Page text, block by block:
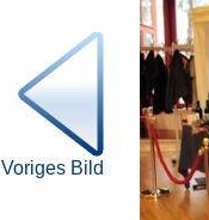
Voriges Bild